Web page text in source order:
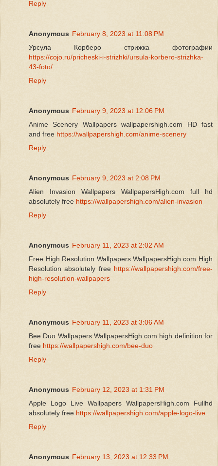
Reply
Anonymous February 8, 2023 at 11:08 PM
Урсула Корберо стрижка фотографии
https://cojo.ru/pricheski-i-strizhki/ursula-korbero-strizhka-
43-foto/
Reply
Anonymous February 9, 2023 at 12:06 PM
Anime Scenery Wallpapers wallpapershigh.com HD fast
and free https://wallpapershigh.com/anime-scenery
Reply
Anonymous February 9, 2023 at 2:08 PM
Alien Invasion Wallpapers WallpapersHigh.com full hd
absolutely free https://wallpapershigh.com/alien-invasion
Reply
Anonymous February 11, 2023 at 2:02 AM
Free High Resolution Wallpapers WallpapersHigh.com High
Resolution absolutely free https://wallpapershigh.com/free-
high-resolution-wallpapers
Reply
Anonymous February 11, 2023 at 3:06 AM
Bee Duo Wallpapers WallpapersHigh.com high definition for
free https://wallpapershigh.com/bee-duo
Reply
Anonymous February 12, 2023 at 1:31 PM
Apple Logo Live Wallpapers WallpapersHigh.com Fullhd
absolutely free https://wallpapershigh.com/apple-logo-live
Reply
Anonymous February 13, 2023 at 12:33 PM